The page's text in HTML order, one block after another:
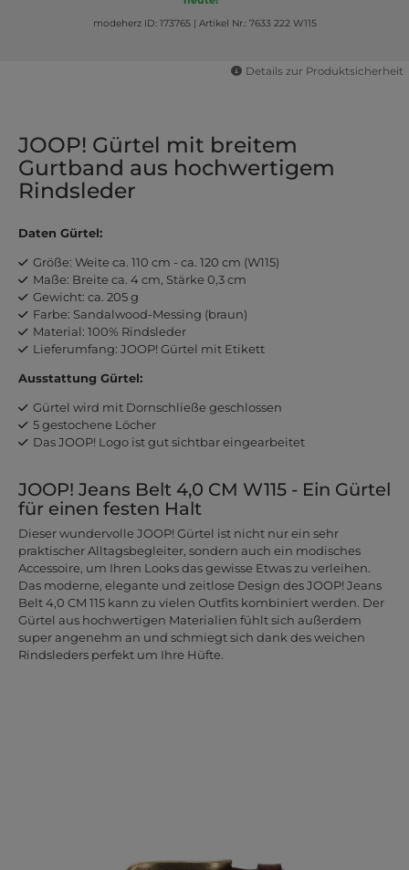
modeherz ID: 173765| Artikel Nr.: 7633 222 W115
Details zur Produktsicherheit
JOOP! Gürtel mit breitem
Gurtband aus hochwertigem
Rindsleder
Daten Gürtel:
Größe: Weite ca. 110 cm - ca. 120 cm (W115)
Maße: Breite ca. 4 cm, Stärke 0,3 cm
Gewicht: ca. 205 g
Farbe: Sandalwood-Messing (braun)
Material: 100% Rindsleder
Lieferumfang: JOOP! Gürtel mit Etikett
Ausstattung Gürtel:
Gürtel wird mit Dornschließe geschlossen
5 gestochene Löcher
Das JOOP! Logo ist gut sichtbar eingearbeitet
JOOP! Jeans Belt 4,0 CM W115 - Ein Gürtel
für einen festen Halt
Dieser wundervolle JOOP! Gürtel ist nicht nur ein sehr
praktischer Alltagsbegleiter, sondern auch ein modisches
Accessoire, um Ihren Looks das gewisse Etwas zu verleihen.
Das moderne, elegante und zeitlose Design des JOOP! Jeans
Belt 4,0 CM 115 kann zu vielen Outfits kombiniert werden. Der
Gürtel aus hochwertigen Materialien fühlt sich außerdem
super angenehm an und schmiegt sich dank des weichen
Rindsleders perfekt um Ihre Hüfte.